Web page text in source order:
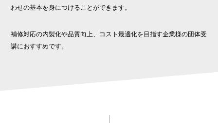
わせの基本を身につけることができます。
補修対応の内製化や品質向上、コスト最適化を目指す企業様の団体受
講におすすめです。